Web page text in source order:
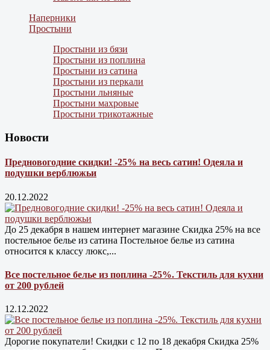
Наперники
Простыни
Простыни из бязи
Простыни из поплина
Простыни из сатина
Простыни из перкали
Простыни льняные
Простыни махровые
Простыни трикотажные
Новости
Предновогодние скидки! -25% на весь сатин! Одеяла и
подушки верблюжьи
20.12.2022
До 25 декабря в нашем интернет магазине Cкидка 25% на все
постельное белье из сатина Постельное белье из сатина
относится к классу люкс,...
Все постельное белье из поплина -25%. Текстиль для кухни
от 200 рублей
12.12.2022
Дорогие покупатели! Скидки с 12 по 18 декабря Скидка 25%